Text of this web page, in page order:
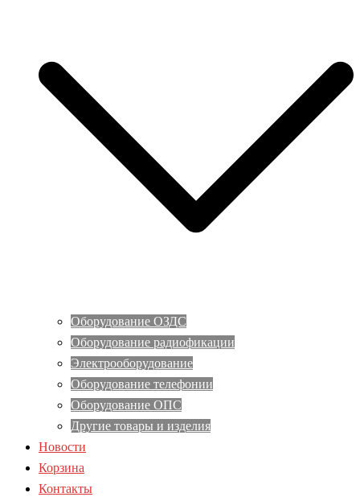
Оборудование ОЗДС
Оборудование радиофикации
Электрооборудование
Оборудование телефонии
Оборудование ОПС
Другие товары и изделия
Новости
Корзина
Контакты